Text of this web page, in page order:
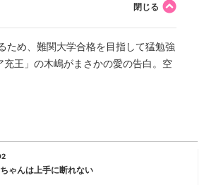
め、難関大学合格を目指して猛勉強
王」の木嶋がまさかの愛の告白。空
ゃんは上手に断れない